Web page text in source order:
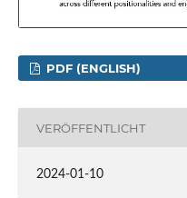
PDF (ENGLISH)
VERÖFFENTLICHT
2024-01-10